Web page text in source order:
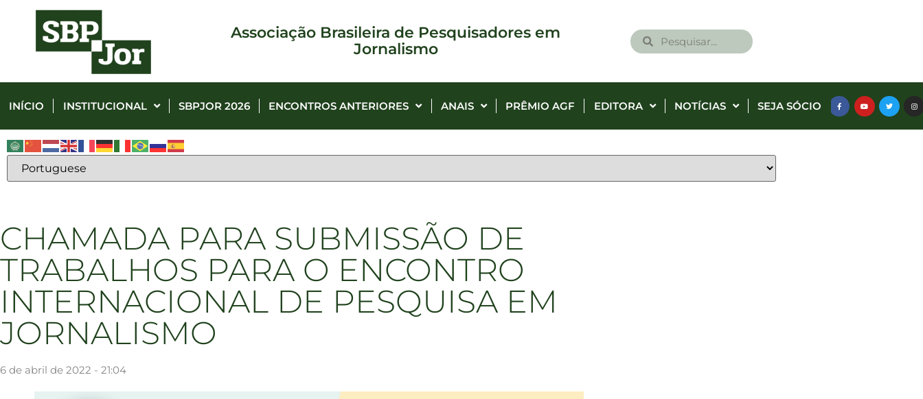
Associação Brasileira de Pesquisadores em
Jornalismo
INÍCIO INSTITUCIONAL SBPJOR 2026 ENCONTROS ANTERIORES ANAIS PRÊMIO AGF EDITORA NOTÍCIAS SEJA SÓCIO
CHAMADA PARA SUBMISSÃO DE
TRABALHOS PARA O ENCONTRO
INTERNACIONAL DE PESQUISA EM
JORNALISMO
6 de abril de 2022 - 21:04